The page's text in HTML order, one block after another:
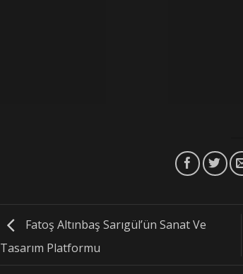
Fatoş Altınbaş Sarıgül’ün Sanat Ve
Tasarım Platformu